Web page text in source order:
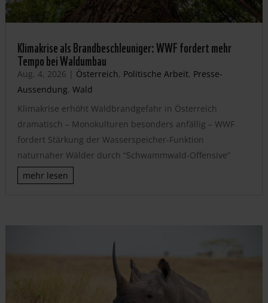
Klimakrise als Brandbeschleuniger: WWF fordert mehr
Tempo bei Waldumbau
Aug. 4, 2026 | Österreich, Politische Arbeit, Presse-
Aussendung, Wald
Klimakrise erhöht Waldbrandgefahr in Österreich
dramatisch – Monokulturen besonders anfällig – WWF
fordert Stärkung der Wasserspeicher-Funktion
naturnaher Wälder durch “Schwammwald-Offensive”
mehr lesen